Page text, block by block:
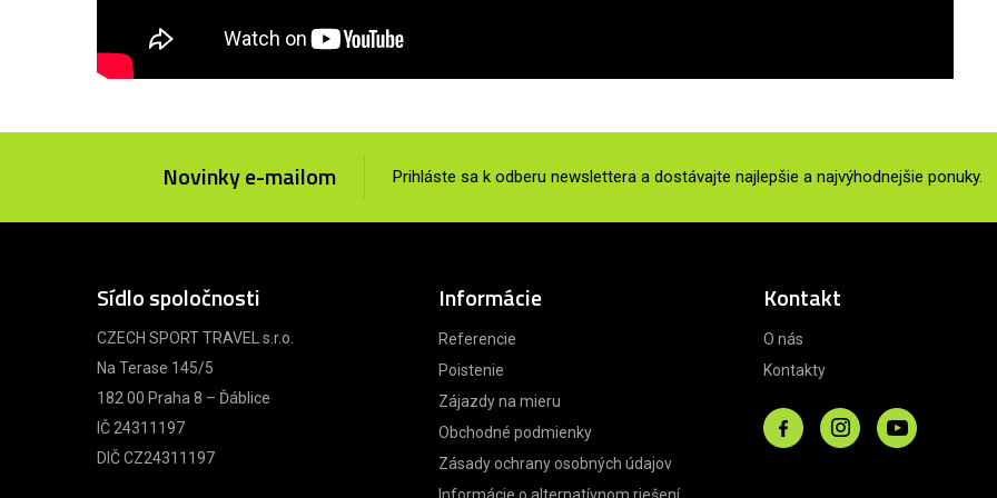
Novinky e-mailom Prihláste sa k odberu newslettera a dostávajte najlepšie a najvýhodnejšie ponuky.
Sídlo spoločnosti
CZECH SPORT TRAVEL s.r.o.
Na Terase 145/5
182 00 Praha 8 – Ďáblice
IČ 24311197
DIČ CZ24311197
Informácie
Referencie
Poistenie
Zájazdy na mieru
Obchodné podmienky
Zásady ochrany osobných údajov
Kontakt
O nás
Kontakty